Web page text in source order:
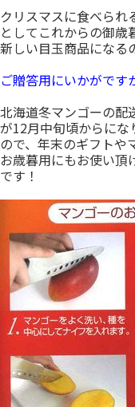
クリスマスに食べられ
としてこれからの御歳
新しい目玉商品になる
ご贈答用にいかがです
北海道冬マンゴーの配
が12月中旬頃からにな
ので、年末のギフトや
お歳暮用にもお使い頂
です！